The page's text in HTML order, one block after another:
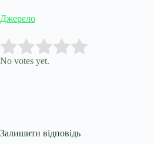
Джерело
Rate this item:
No votes yet.
Залишити відповідь